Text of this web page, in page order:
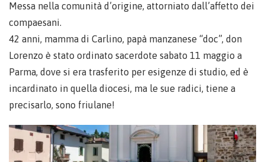
Messa nella comunità d’origine, attorniato dall’affetto dei
compaesani.
42 anni, mamma di Carlino, papà manzanese “doc”, don
Lorenzo è stato ordinato sacerdote sabato 11 maggio a
Parma, dove si era trasferito per esigenze di studio, ed è
incardinato in quella diocesi, ma le sue radici, tiene a
precisarlo, sono friulane!